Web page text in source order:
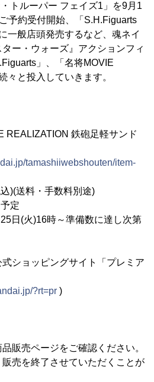
トルーパー フェイズ1」を9月1
予約受付開始、「S.H.Figuarts
一般店頭発売するなど、魂ネイ
ー・ウォーズ』アクションフィ
」、「名将MOVIE
々と投入していきます。
REALIZATION 鉄砲足軽サンド
tamashiiwebshouten/item-
送料・手数料別途)
定
日(火)16時～準備数に達し次第
ショッピングサイト「プレミア
?rt=pr )
販売ページをご確認ください。
売を終了させていただくことが